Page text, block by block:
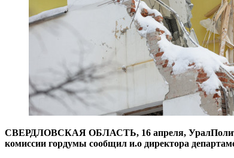
СВЕРДЛОВСКАЯ ОБЛАСТЬ, 16 апреля,
комиссии гордумы сообщил и.о директора